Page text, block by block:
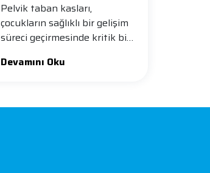
Pelvik taban kasları,
çocukların sağlıklı bir gelişim
süreci geçirmesinde kritik bir
Devamını Oku